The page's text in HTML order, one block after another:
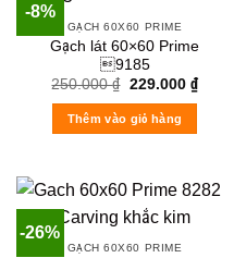
-8%
GẠCH 60X60 PRIME
Gạch lát 60×60 Prime
9185
250.000₫ Original
was:
250.000 ₫.
229.000 ₫
price
Thêm vào giỏ hàng
-26%
GẠCH 60X60 PRIME